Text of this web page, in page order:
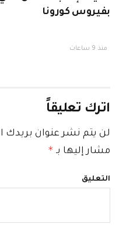
بفيروس كورونا
منذ 9 ساعات
اترك تعليقاً
لن يتم نشر عنوان بريدك
مشار إليها بـ *
التعليق